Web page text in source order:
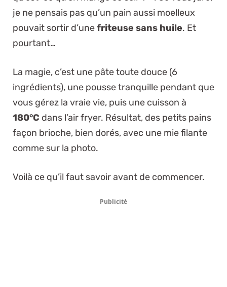
je ne pensais pas qu’un pain aussi moelleux
pouvait sortir d’unefriteuse sans huile. Et
pourtant…
La magie, c’est une pâte toute douce (6
ingrédients), une pousse tranquille pendant que
vous gérez la vraie vie, puis une cuisson à
180°C dans l’air fryer. Résultat, des petits pains
façon brioche, bien dorés, avec une mie filante
comme sur la photo.
Voilà ce qu’il faut savoir avant de commencer.
Publicité